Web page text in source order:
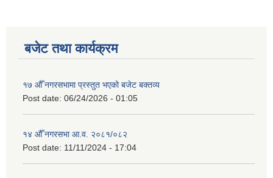
बजेट तथा कार्यक्रम
१७ औँ नगरसभामा प्रस्तुत भएको बजेट बक्तव्य
Post date: 06/24/2026 - 01:05
१४ औँ नगरसभा आ.व. २०८१/०८२
Post date: 11/11/2024 - 17:04